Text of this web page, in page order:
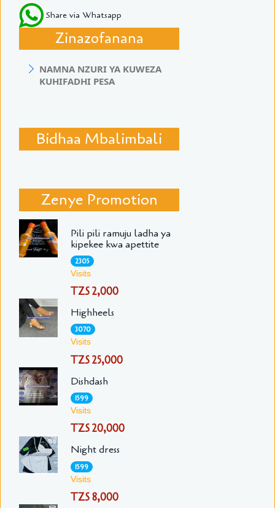
Share via Whatsapp
Zinazofanana
NAMNA NZURI YA KUWEZA
KUHIFADHI PESA
Bidhaa Mbalimbali
Zenye Promotion
Pili pili ramuju ladha ya
kipekee kwa apettite
2305
Visits
TZS 2,000
Highheels
3070
Visits
TZS 25,000
Dishdash
1599
Visits
TZS 20,000
Night dress
1599
Visits
TZS 8,000